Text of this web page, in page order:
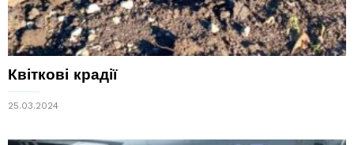
Квіткові крадії
25.03.2024